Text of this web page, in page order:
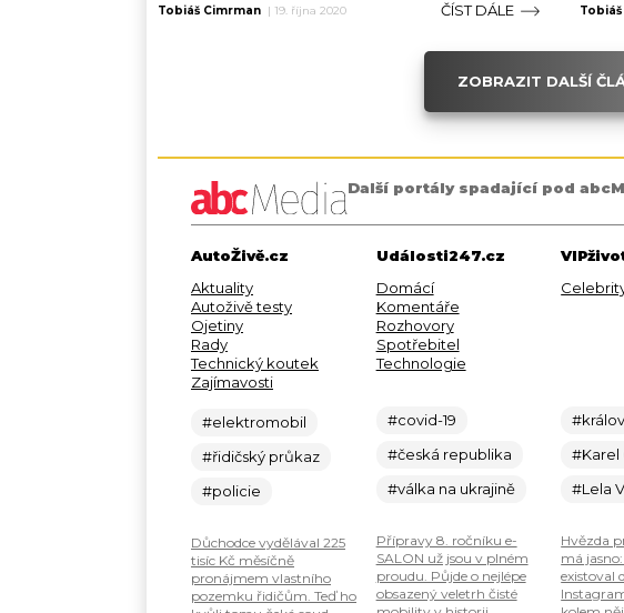
Tobiáš Cimrman | 19. října 2020 ČÍST DÁLE
ZOBRAZIT DALŠÍ
Další portály spadající pod
AutoŽivě.cz
Aktuality
Autoživě testy
Ojetiny
Rady
Technický koutek
Zajímavosti
#elektromobil
#řidičský průkaz
#policie
Důchodce vydělával 225
tisíc Kč měsíčně
pronájmem vlastního
pozemku řidičům. Teď ho
Události247.cz
Domácí
Komentáře
Rozhovory
Spotřebitel
Technologie
#covid-19
#česká republika
#válka na ukrajině
Přípravy 8. ročníku e-
SALON už jsou v plném
proudu. Půjde o nejlépe
obsazený veletrh čisté
#Karel
#Lela
Hvězda
má
existoval